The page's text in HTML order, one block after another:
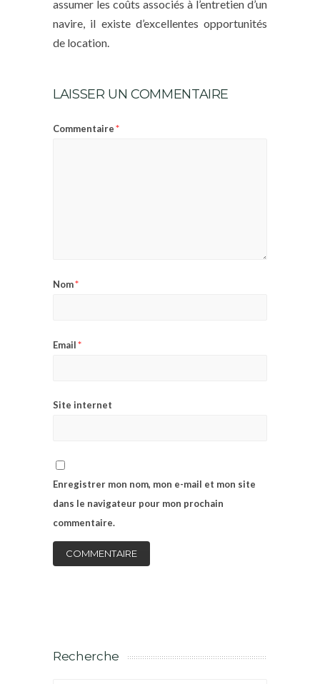
assumer les coûts associés à l’entretien d’un
navire, il existe d’excellentes opportunités
de location.
LAISSER UN COMMENTAIRE
Commentaire*
Nom*
Email*
Site internet
Enregistrer mon nom, mon e-mail et mon site
dans le navigateur pour mon prochain
commentaire.
Recherche